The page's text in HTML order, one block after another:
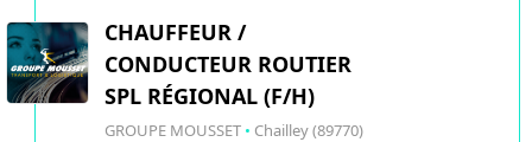
CHAUFFEUR /
CONDUCTEUR ROUTIER
SPL RÉGIONAL (F/H)
GROUPE MOUSSET • Chailley (89770)